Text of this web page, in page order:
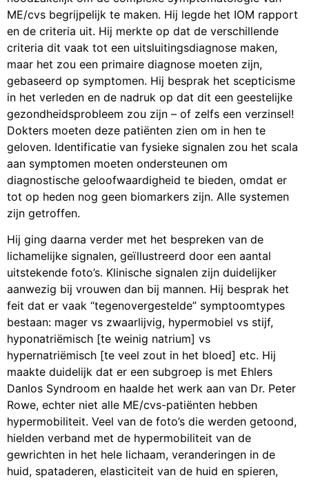
ME/cvs begrijpelijk te maken. Hij legde het IOM rapport
en de criteria uit. Hij merkte op dat de verschillende
criteria dit vaak tot een uitsluitingsdiagnose maken,
maar het zou een primaire diagnose moeten zijn,
gebaseerd op symptomen. Hij besprak het scepticisme
in het verleden en de nadruk op dat dit een geestelijke
gezondheidsprobleem zou zijn – of zelfs een verzinsel!
Dokters moeten deze patiënten zien om in hen te
geloven. Identificatie van fysieke signalen zou het scala
aan symptomen moeten ondersteunen om
diagnostische geloofwaardigheid te bieden, omdat er
tot op heden nog geen biomarkers zijn. Alle systemen
zijn getroffen.
Hij ging daarna verder met het bespreken van de
lichamelijke signalen, geïllustreerd door een aantal
uitstekende foto’s. Klinische signalen zijn duidelijker
aanwezig bij vrouwen dan bij mannen. Hij besprak het
feit dat er vaak “tegenovergestelde” symptoomtypes
bestaan: mager vs zwaarlijvig, hypermobiel vs stijf,
hyponatriëmisch [te weinig natrium] vs
hypernatriëmisch [te veel zout in het bloed] etc. Hij
maakte duidelijk dat er een subgroep is met Ehlers
Danlos Syndroom en haalde het werk aan van Dr. Peter
Rowe, echter niet alle ME/cvs-patiënten hebben
hypermobiliteit. Veel van de foto’s die werden getoond,
hielden verband met de hypermobiliteit van de
gewrichten in het hele lichaam, veranderingen in de
huid, spataderen, elasticiteit van de huid en spieren,